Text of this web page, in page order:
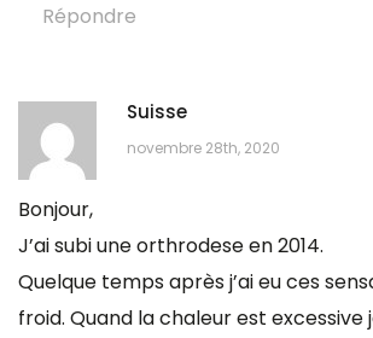
Répondre
Suisse
novembre 28th, 2020
Bonjour,
J’ai subi une orthrodese en 2014.
Quelque temps après j’ai eu ces
froid. Quand la chaleur est excessive